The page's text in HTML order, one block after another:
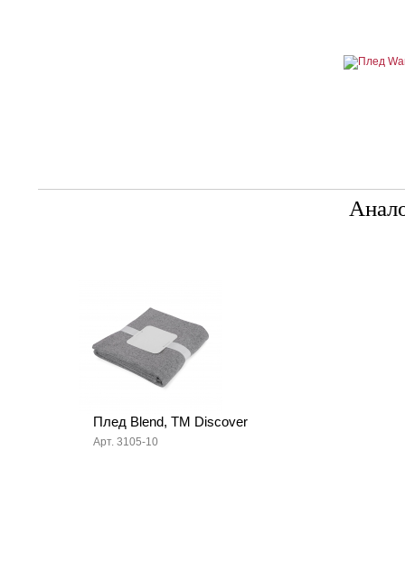
Плед Blend, ТМ Discover
Арт. 3105-10